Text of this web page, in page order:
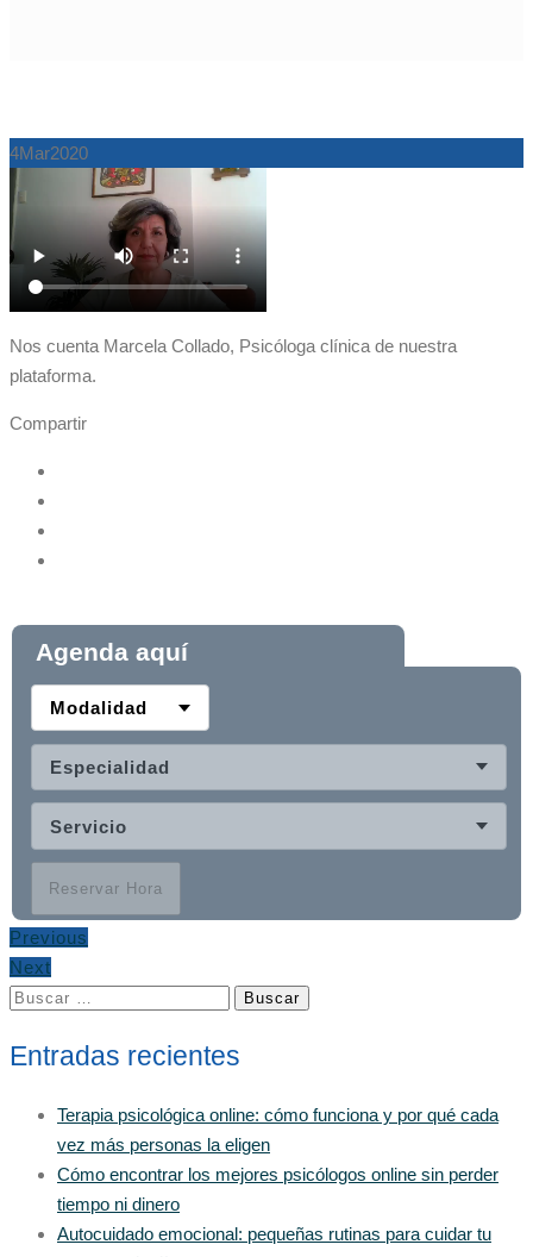
4Mar2020
Nos cuenta Marcela Collado, Psicóloga clínica de nuestra
plataforma.
Compartir
Agenda aquí
Modalidad
Especialidad
Servicio
Reservar Hora
Previous
Next
Buscar:
Entradas recientes
Terapia psicológica online: cómo funciona y por qué cada
vez más personas la eligen
Cómo encontrar los mejores psicólogos online sin perder
tiempo ni dinero
Autocuidado emocional: pequeñas rutinas para cuidar tu